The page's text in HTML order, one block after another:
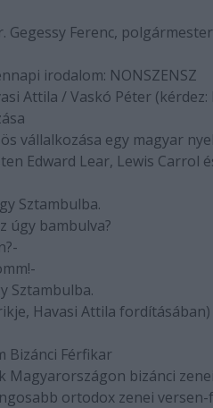
Gegessy Ferenc,
irodalom: NONSZENSZ
Attila / Vaskó Péter (kérdez:
vállalkozása egy magyar
Edward Lear, Lewis
Sztambulba.
úgy bambulva?
Sztambulba.
Havasi Attila fordításában)
Bizánci Férfikar
Magyarországon bizánci
ortodox zenei versen-